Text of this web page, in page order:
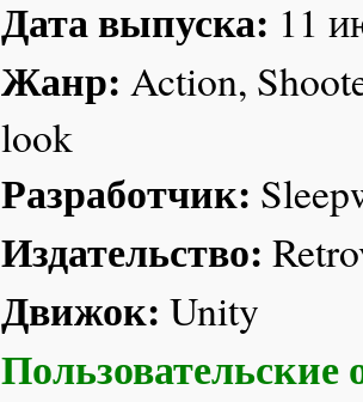
Дата выпуска: 11
Жанр: Action,
look
Разработчик:
Издательство:
Движок: Unity
Пользовательские